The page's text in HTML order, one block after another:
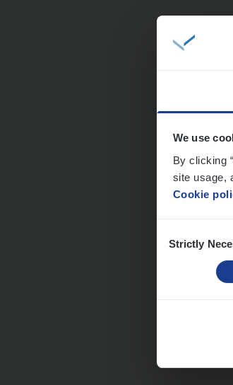
We use
By clicking
site usage,
Cookie
Selection
Strictly